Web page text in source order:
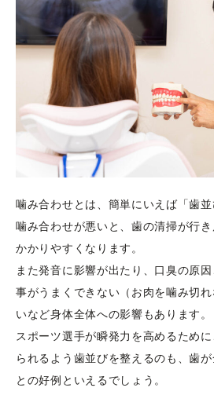
噛み合わせとは、簡単にいえば「歯並
噛み合わせが悪いと、歯の清掃が行
かかりやすくなります。
また発音に影響が出たり、口臭の原
事がうまくできない（お肉を噛み切
いなど身体全体への影響もあります。
スポーツ選手が瞬発力を高めるため
られるよう歯並びを整えるのも、歯
との好例といえるでしょう。